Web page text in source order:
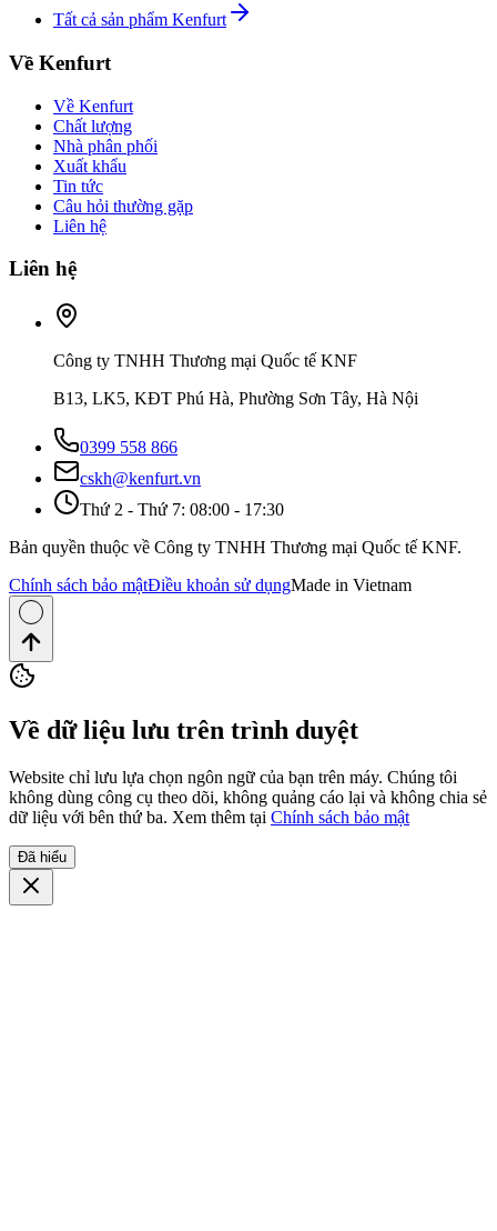
Tất cả sản phẩm Kenfurt
Về Kenfurt
Về Kenfurt
Chất lượng
Nhà phân phối
Xuất khẩu
Tin tức
Câu hỏi thường gặp
Liên hệ
Liên hệ
Công ty TNHH Thương mại Quốc tế KNF
B13, LK5, KĐT Phú Hà, Phường Sơn Tây, Hà Nội
0399 558 866
cskh@kenfurt.vn
Thứ 2 - Thứ 7: 08:00 - 17:30
Bản quyền thuộc về Công ty TNHH Thương mại Quốc tế KNF.
Chính sách bảo mậtĐiều khoản sử dụngMade in Vietnam
Về dữ liệu lưu trên trình duyệt
Website chỉ lưu lựa chọn ngôn ngữ của bạn trên máy. Chúng tôi
không dùng công cụ theo dõi, không quảng cáo lại và không chia sẻ
dữ liệu với bên thứ ba. Xem thêm tại Chính sách bảo mật
Đã hiểu